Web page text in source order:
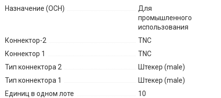
Назначение (ОСН)
Для
промышленного
использования
Коннектор-2
TNC
Коннектор 1
TNC
Тип коннектора 2
Штекер (male)
Тип коннектора 1
Штекер (male)
Единиц в одном лоте
10